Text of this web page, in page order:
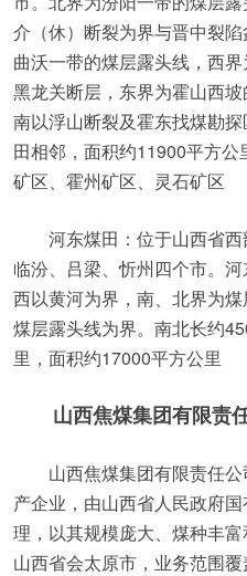
介（休）断裂为界与晋中裂
曲沃一带的煤层露头线，西
黑龙关断层，东界为霍山西
南以浮山断裂及霍东找煤勘
田相邻，面积约11900平方
矿区、霍州矿区、灵石矿区
河东煤田：位于山西省西
临汾、吕梁、忻州四个市。
西以黄河为界，南、北界为
煤层露头线为界。南北长约
里，面积约17000平方公里
山西焦煤集团有限责
山西焦煤集团有限责任
产企业，由山西省人民政府
理，以其规模庞大、煤种丰
山西省会太原市，业务范围覆